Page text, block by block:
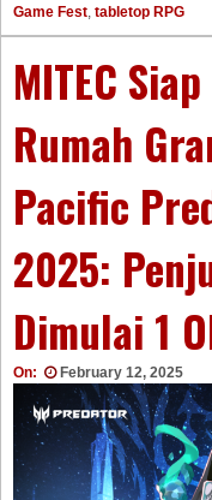
Game Fest tabletop RPG
MITEC
Rumah
Pacific
2025:
Dimulai 1
On: February 12, 2025